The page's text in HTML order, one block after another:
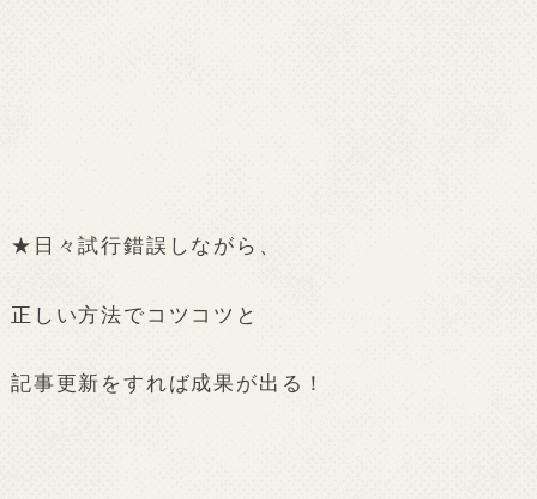
★日々試行錯誤しながら、
正しい方法でコツコツと
記事更新をすれば成果が出る！